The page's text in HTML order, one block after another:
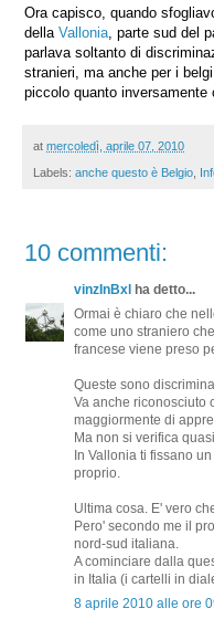
Ora capisco, quando
della Vallonia, parte sud del
parlava soltanto di
stranieri, ma anche per i
piccolo quanto inversamente
at mercoledì, aprile 07, 2010
Labels: anche questo è Belgio,
10 commenti:
vinzInBxl ha detto...
Ormai è chiaro che
come uno straniero
francese viene preso
Queste sono
Va anche riconosciuto
maggiormente di
Ma non si verifica
In Vallonia ti fissano
proprio.
Ultima cosa. E' vero
Pero' secondo me il
nord-sud italiana.
A cominciare dalla
in Italia (i cartelli in
8 aprile 2010 alle ore